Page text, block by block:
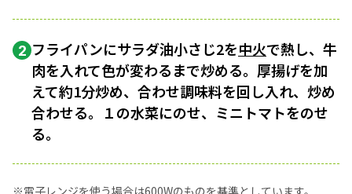
2 フライパンにサラダ油小さじ2を中火で熱し、牛
肉を入れて色が変わるまで炒める。厚揚げを加
えて約1分炒め、合わせ調味料を回し入れ、炒め
合わせる。１の水菜にのせ、ミニトマトをのせ
る。
※電子レンジを使う場合は600Wのものを基準としています。